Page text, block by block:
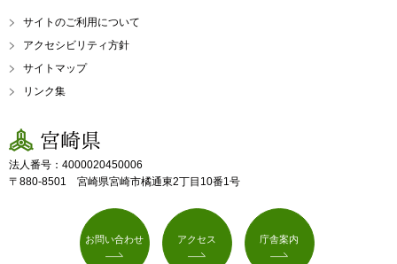
サイトのご利用について
アクセシビリティ方針
サイトマップ
リンク集
宮崎県
法人番号：4000020450006
〒880-8501 宮崎県宮崎市橘通東2丁目10番1号
お問い合わせ アクセス 庁舎案内